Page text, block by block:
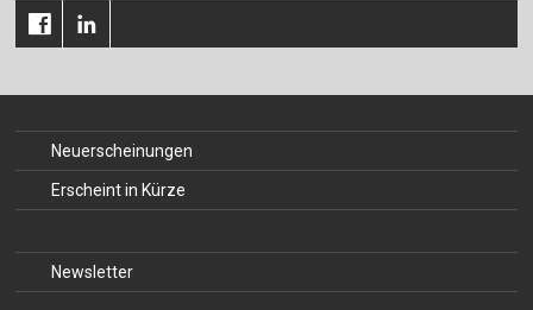
Neuerscheinungen
Erscheint in Kürze
Newsletter